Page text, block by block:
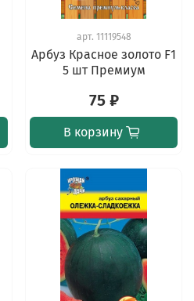
арт. 11119548
Арбуз Красное золото F1
5 шт Премиум
75 ₽
В корзину